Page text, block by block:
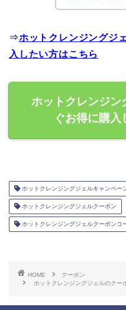
⇒ホットクレンジングジ
入したい方はこちら
ホットクレンジン
ぐお得に購入
ホットクレンジングジェルキャンペー
ホットクレンジングジェルクーポン
ホットクレンジングジェルクーポンコ
HOME
クーポン
ホットクレンジングジェルのクー